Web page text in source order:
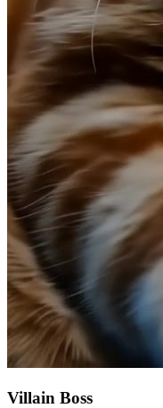
Villain Boss